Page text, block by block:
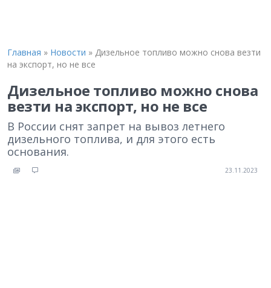
Главная » Новости » Дизельное топливо можно снова везти
на экспорт, но не все
Дизельное топливо можно снова
везти на экспорт, но не все
В России снят запрет на вывоз летнего
дизельного топлива, и для этого есть
основания.
23.11.2023